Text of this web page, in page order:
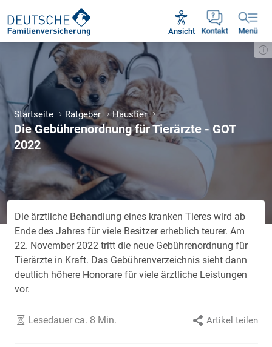
Kontakt
Ansicht Menü
Mo - Fr 09:00 - 18:30 Uhr
Startseite Ratgeber Haustier
Die Gebührenordnung für Tierärzte - GOT
2022
Die ärztliche Behandlung eines kranken Tieres wird ab
Ende des Jahres für viele Besitzer erheblich teurer. Am
22. November 2022 tritt die neue Gebührenordnung für
Tierärzte in Kraft. Das Gebührenverzeichnis sieht dann
deutlich höhere Honorare für viele ärztliche Leistungen
vor.
Lesedauer ca. 8 Min. Artikel teilen